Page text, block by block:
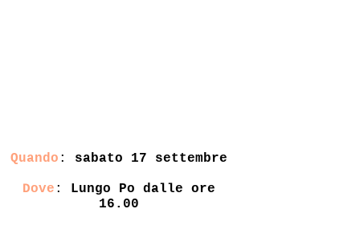
Quando : sabato 17 settembre
Dove : Lungo Po dalle ore
16.00